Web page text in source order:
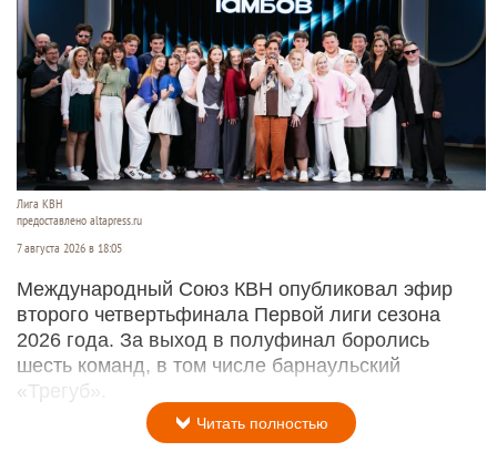
Лига КВН
предоставлено altapress.ru
7 августа 2026 в 18:05
Международный Союз КВН опубликовал эфир
второго четвертьфинала Первой лиги сезона
2026 года. За выход в полуфинал боролись
шесть команд, в том числе барнаульский
«Трегуб».
Читать полностью